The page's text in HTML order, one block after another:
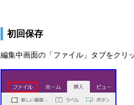
初回保存
編集中画面の「ファイル」タブをクリ